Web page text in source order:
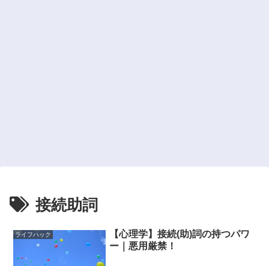
接続助詞
ライフハック
【心理学】接続(助)詞の持つパワ
ー｜悪用厳禁！